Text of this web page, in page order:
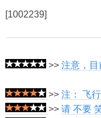
[1002239]
>> 注意，目
>> 注： 飞
>> 请 不要